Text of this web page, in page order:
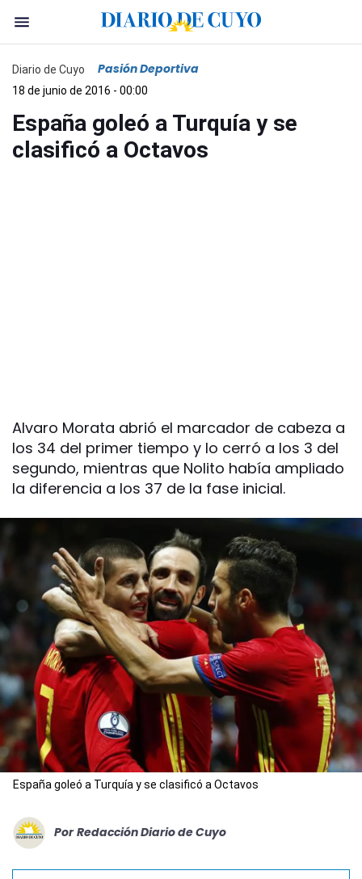
Diario de Cuyo Pasión Deportiva
18 de junio de 2016 - 00:00
España goleó a Turquía y se
clasificó a Octavos
Alvaro Morata abrió el marcador de cabeza a
los 34 del primer tiempo y lo cerró a los 3 del
segundo, mientras que Nolito había ampliado
la diferencia a los 37 de la fase inicial.
España goleó a Turquía y se clasificó a Octavos
Por Redacción Diario de Cuyo